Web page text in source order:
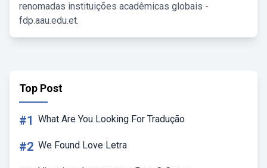
renomadas instituições acadêmicas globais -
fdp.aau.edu.et.
Top Post
#1 What Are You Looking For Tradução
#2 We Found Love Letra